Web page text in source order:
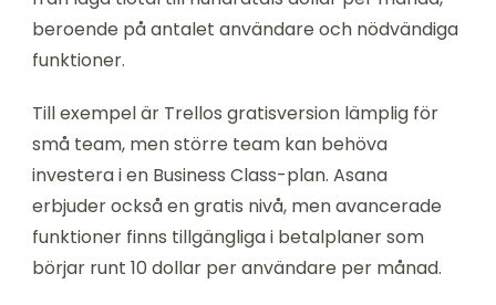
beroende på antalet användare och nödvändiga
funktioner.
Till exempel är Trellos gratisversion lämplig för
små team, men större team kan behöva
investera i en Business Class-plan. Asana
erbjuder också en gratis nivå, men avancerade
funktioner finns tillgängliga i betalplaner som
börjar runt 10 dollar per användare per månad.